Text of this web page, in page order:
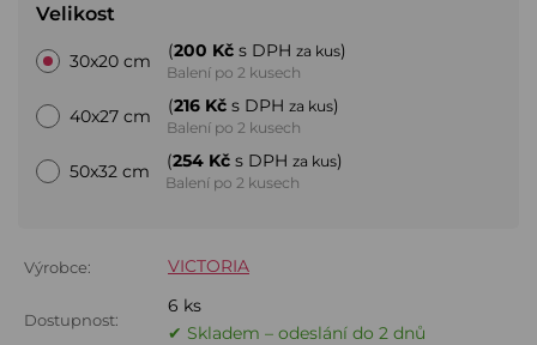
Velikost
30x20 cm (200 Kč s DPH za kus)
Balení po 2 kusech
40x27 cm (216 Kč s DPH za kus)
Balení po 2 kusech
50x32 cm (254 Kč s DPH za kus)
Balení po 2 kusech
Výrobce: VICTORIA
Dostupnost:
6 ks
✔ Skladem – odeslání do 2 dnů